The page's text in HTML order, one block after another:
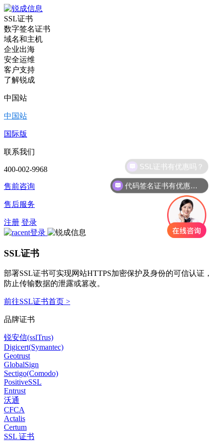
SSL证书
数字签名证书
域名和主机
企业出海
安全运维
客户支持
了解锐成
中国站
中国站
国际版
联系我们
400-002-9968
售前咨询
售后服务
注册 登录
SSL证书
部署SSL证书可实现网站HTTPS加密保护及身份的可信认证，
防止传输数据的泄露或篡改。
前往SSL证书首页 >
品牌证书
锐安信(sslTrus)
Digicert(Symantec)
Geotrust
GlobalSign
Sectigo(Comodo)
PositiveSSL
Entrust
沃通
CFCA
Actalis
Certum
SSL 证书